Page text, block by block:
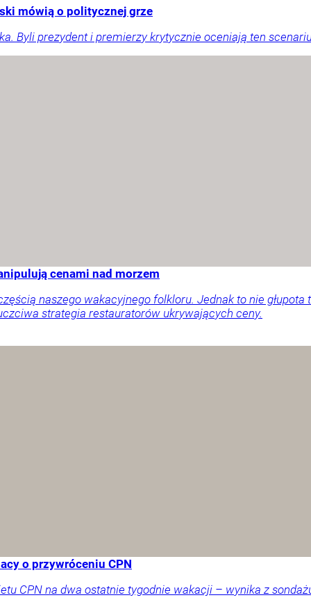
mówią o politycznej grze
Byli prezydent i premierzy krytycznie oceniają ten
cenami nad morzem
naszego wakacyjnego folkloru. Jednak to nie
strategia restauratorów ukrywających ceny.
o przywróceniu CPN
CPN na dwa ostatnie tygodnie wakacji – wynika z